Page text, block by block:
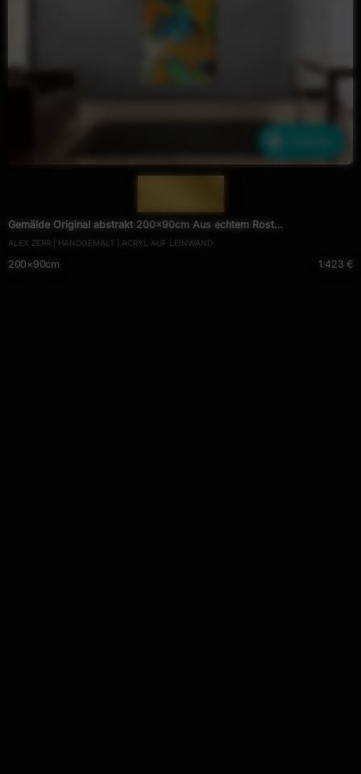
Gemälde Original abstrakt 200x90cm Aus echtem Rost
expressionistisch handgefertigt Mischtechnik orange anthrazit schwarz
hochwertig
ALEX ZERR | HANDGEMALT | ACRYL AUF LEINWAND
200×90cm 1.423 €